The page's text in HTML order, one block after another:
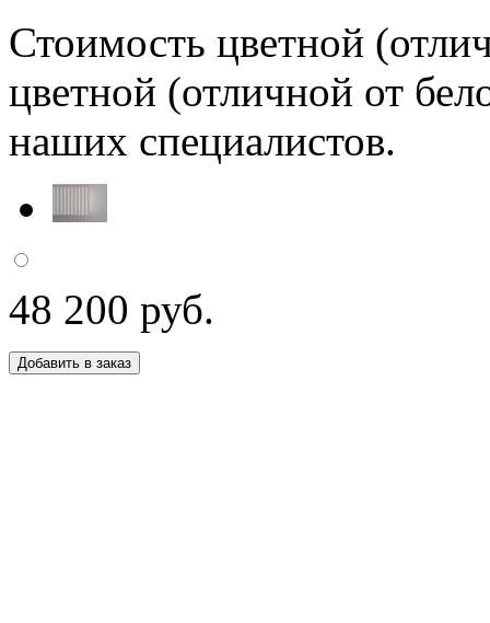
Стоимость цветной
цветной (отличной от
наших специалистов.
48 200 руб.
Добавить в заказ